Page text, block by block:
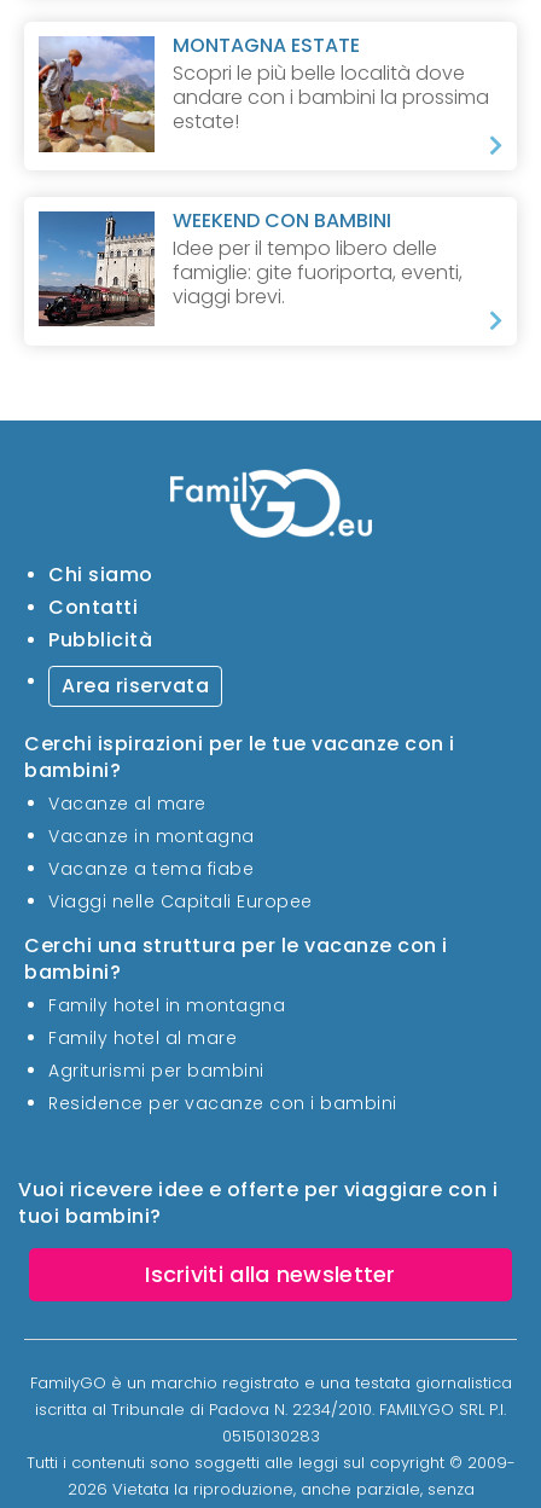
MONTAGNA ESTATE
Scopri le più belle località dove
andare con i bambini la prossima
estate!
WEEKEND CON BAMBINI
Idee per il tempo libero delle
famiglie: gite fuoriporta, eventi,
viaggi brevi.
Vuoi ricevere idee e offerte per viaggiare con i
tuoi bambini?
Iscriviti alla newsletter
Chi siamo
Contatti
Pubblicità
Area riservata
Cerchi ispirazioni per le tue vacanze con i
bambini?
Vacanze al mare
Vacanze in montagna
Vacanze a tema fiabe
Viaggi nelle Capitali Europee
Cerchi una struttura per le vacanze con i
bambini?
Family hotel in montagna
Family hotel al mare
Agriturismi per bambini
Residence per vacanze con i bambini
FamilyGO è un marchio registrato e una testata giornalistica
iscritta al Tribunale di Padova N. 2234/2010. FAMILYGO SRL P.I.
05150130283
Tutti i contenuti sono soggetti alle leggi sul copyright © 2009-
2026 Vietata la riproduzione, anche parziale, senza